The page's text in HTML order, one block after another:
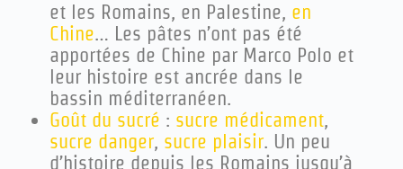
et les Romains, en Palestine, en
Chine … Les pâtes n’ont pas été
apportées de Chine par Marco Polo et
leur histoire est ancrée dans le
bassin méditerranéen.
Goût du sucré : sucre médicament
sucre danger sucre plaisir . Un peu
d’histoire depuis les Romains jusqu’à